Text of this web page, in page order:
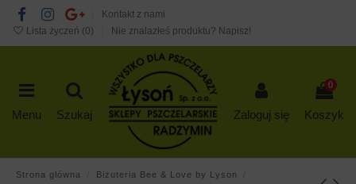
Kontakt z nami
Lista życzeń (0) Nie znalazłeś produktu? Napisz!
Menu Szukaj Zaloguj się
0
Koszyk
Strona główna
Biżuteria Bee & Love by Lyson